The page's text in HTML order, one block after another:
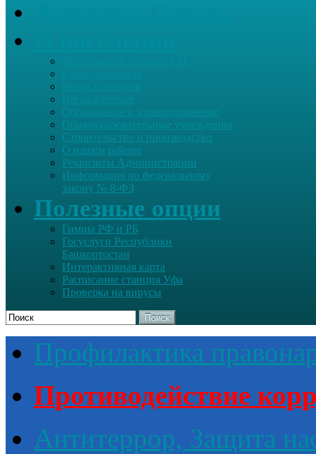
Награжденные
Образование и здравоохранение
Общеобразовательные учреждения
Строительство и производство
О нашем районе
Реквизиты Администрации
Информация по федеральному
закону № 8-ФЗ
Полезные опции
Гимны РФ и РБ
Госуслуги Республики
Башкортостан
Интерактивная карта
Расписание станция Уфа
Проверка на вирусы
Поиск
Профилактика
Противодействие
Антитеррор, Защита